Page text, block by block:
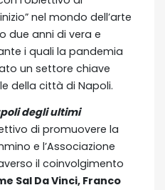
nel mondo dell’arte
due anni di vera e
i quali la pandemia
un settore chiave
della città di Napoli.
degli ultimi
di promuovere la
e l’Associazione
il coinvolgimento
Sal Da Vinci, Franco